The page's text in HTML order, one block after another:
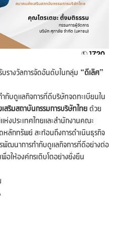
บรางวัลการจัดอันดับในกลุ่ม “ดีเลิศ”
ำกับดูแลกิจการที่ดีบริษัทจดทะเบียนใน
สริมสถาบันกรรมการบริษัทไทย ด้วย
งประเทศไทยและสำนักงานคณะ
หลักทรัพย์ สะท้อนถึงการดำเนินธุรกิจ
พัฒนาการกำกับดูแลกิจการที่ดีอย่างต่อ
อให้องค์กรเติบโตอย่างยั่งยืน